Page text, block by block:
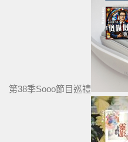
第38季Sooo節目巡禮